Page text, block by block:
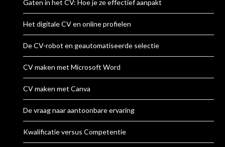
Gaten in het CV: Hoe je ze effectief aanpakt
Het digitale CV en online profielen
De CV-robot en geautomatiseerde selectie
CV maken met Microsoft Word
CV maken met Canva
De vraag naar aantoonbare ervaring
Kwalificatie versus Competentie